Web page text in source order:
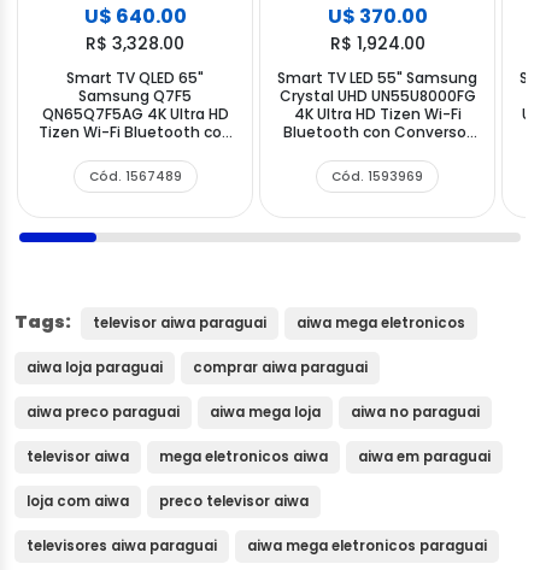
U$ 640.00
R$ 3,328.00
Smart TV QLED 65"
Samsung Q7F5
QN65Q7F5AG 4K Ultra HD
Tizen Wi-Fi Bluetooth con
Cód. 1567489
U$ 370.00
R$ 1,924.00
Smart TV LED 55" Samsung
Crystal UHD UN55U8000FG
4K Ultra HD Tizen Wi-Fi
Bluetooth con Conversor
Cód. 1593969
Tags: televisor aiwa paraguai aiwa mega eletronicos
aiwa loja paraguai comprar aiwa paraguai
aiwa preco paraguai aiwa mega loja aiwa no paraguai
televisor aiwa mega eletronicos aiwa aiwa em paraguai
loja com aiwa preco televisor aiwa
televisores aiwa paraguai aiwa mega eletronicos paraguai